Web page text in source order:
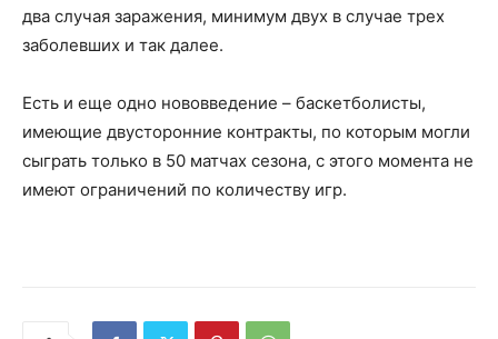
два случая заражения, минимум двух в случае трех
заболевших и так далее.
Есть и еще одно нововведение – баскетболисты,
имеющие двусторонние контракты, по которым могли
сыграть только в 50 матчах сезона, с этого момента не
имеют ограничений по количеству игр.